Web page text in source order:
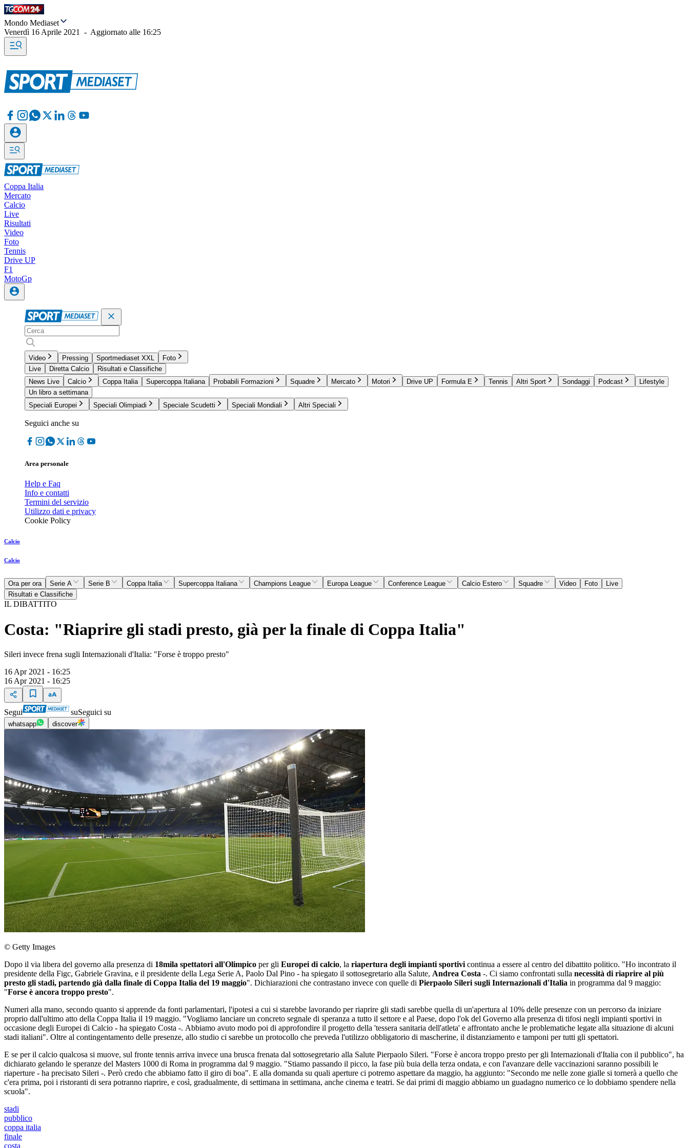
Mondo Mediaset
Venerdì 16 Aprile 2021
- Aggiornato alle 16:25
Coppa Italia
Mercato
Calcio
Live
Risultati
Video
Foto
Tennis
Drive UP
F1
MotoGp
Video Pressing Sportmediaset XXL
Foto
Live
Diretta Calcio
Risultati e Classifiche
News Live
Calcio Coppa Italia Supercoppa Italiana Probabili Formazioni Squadre Mercato Motori Drive UP Formula E Tennis Altri Sport Sondaggi Podcast
Lifestyle
Un libro a settimana
Speciali Europei
Speciali Olimpiadi Speciale Scudetti Speciali Mondiali Altri Speciali
Seguici anche su
Area personale
Help e Faq
Info e contatti
Termini del servizio
Utilizzo dati e privacy
Cookie Policy
Calcio
Calcio
Ora per ora Serie A Serie B Coppa Italia Supercoppa Italiana Champions League Europa League Conference League Calcio Estero Squadre Video Foto
Live
Risultati e Classifiche
IL DIBATTITO
Costa: "Riaprire gli stadi presto, già per la finale di Coppa Italia"
Sileri invece frena sugli Internazionali d'Italia: "Forse è troppo presto"
16 Apr 2021 - 16:25
16 Apr 2021 - 16:25
Segui suSeguici su
whatsapp discover
© Getty Images
Dopo il via libera del governo alla presenza di 18mila spettatori all'Olimpico per gli Europei di calcio, la riapertura degli impianti sportivi continua a essere al centro del dibattito politico. "Ho incontrato il
presidente della Figc, Gabriele Gravina, e il presidente della Lega Serie A, Paolo Dal Pino - ha spiegato il sottosegretario alla Salute, Andrea Costa -. Ci siamo confrontati sulla necessità di riaprire al più
presto gli stadi, partendo già dalla finale di Coppa Italia del 19 maggio". Dichiarazioni che contrastano invece con quelle di Pierpaolo Sileri sugli Internazionali d'Italia in programma dal 9 maggio:
"Forse è ancora troppo presto".
Numeri alla mano, secondo quanto si apprende da fonti parlamentari, l'ipotesi a cui si starebbe lavorando per riaprire gli stadi sarebbe quella di un'apertura al 10% delle presenze con un percorso da iniziare
proprio dall'ultimo atto della Coppa Italia il 19 maggio. "Vogliamo lanciare un concreto segnale di speranza a tutto il settore e al Paese, dopo l'ok del Governo alla presenza di tifosi negli impianti sportivi in
occasione degli Europei di Calcio - ha spiegato Costa -. Abbiamo avuto modo poi di approfondire il progetto della 'tessera sanitaria dell'atleta' e affrontato anche le problematiche legate alla situazione di alcuni
stadi italiani". Oltre al contingentamento delle presenze, allo studio ci sarebbe un protocollo che preveda l'utilizzo obbligatorio di mascherine, il distanziamento e tamponi per tutti gli spettatori.
E se per il calcio qualcosa si muove, sul fronte tennis arriva invece una brusca frenata dal sottosegretario alla Salute Pierpaolo Sileri. "Forse è ancora troppo presto per gli Internazionali d'Italia con il pubblico", ha
dichiarato gelando le speranze del Masters 1000 di Roma in programma dal 9 maggio. "Stiamo passando il picco, la fase più buia della terza ondata, e con l'avanzare delle vaccinazioni saranno possibili le
riaperture - ha precisato Sileri -. Però credo che abbiamo fatto il giro di boa". E alla domanda su quali aperture ci potremo aspettare da maggio, ha aggiunto: "Secondo me nelle zone gialle si tornerà a quello che
c'era prima, poi i ristoranti di sera potranno riaprire, e così, gradualmente, di settimana in settimana, anche cinema e teatri. Se dai primi di maggio abbiamo un guadagno numerico ce lo dobbiamo spendere nella
scuola".
stadi
pubblico
coppa italia
finale
costa